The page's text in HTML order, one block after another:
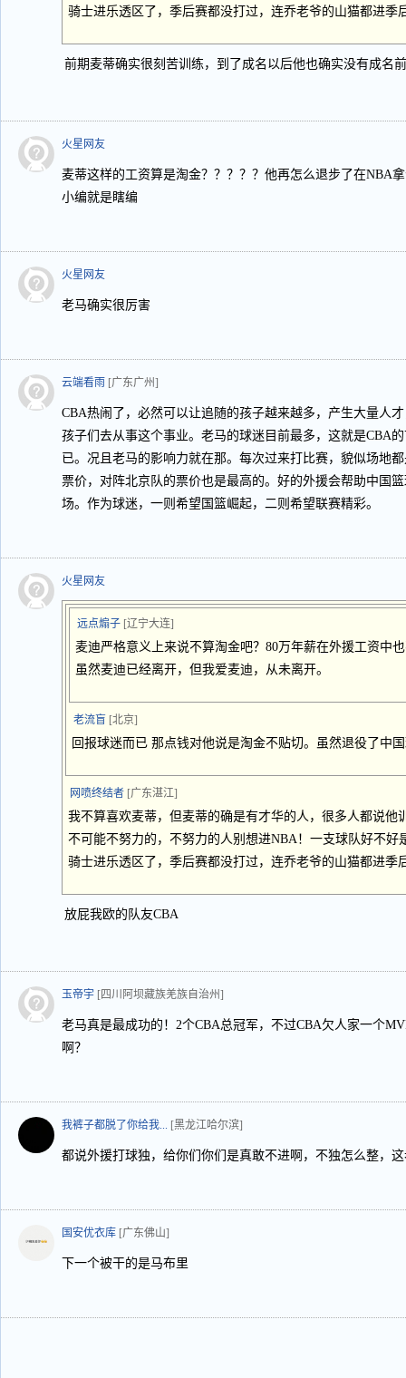
骑士进乐透区了，季后赛都没打过，连乔老爷的山猫都进季
前期麦蒂确实很刻苦训练，到了成名以后他也确实没有成名
火星网友
麦蒂这样的工资算是淘金？？？？？他再怎么退步了在NBA
小编就是瞎编
火星网友
老马确实很厉害
云端看雨 [广东广州]
CBA热闹了，必然可以让追随的孩子越来越多，产生大量人
孩子们去从事这个事业。老马的球迷目前最多，这就是CBA
已。况且老马的影响力就在那。每次过来打比赛，貌似场地
票价，对阵北京队的票价也是最高的。好的外援会帮助中国
场。作为球迷，一则希望国篮崛起，二则希望联赛精彩。
火星网友
远点煽子 [辽宁大连]
麦迪严格意义上来说不算淘金吧？80万年薪在外援工资中
虽然麦迪已经离开，但我爱麦迪，从未离开。
老流盲 [北京]
回报球迷而已 那点钱对他说是淘金不贴切。虽然退役了中
网喷终结者 [广东湛江]
我不算喜欢麦蒂，但麦蒂的确是有才华的人，很多人都说他
不可能不努力的，不努力的人别想进NBA！一支球队好不好
骑士进乐透区了，季后赛都没打过，连乔老爷的山猫都进季
放屁我欧的队友CBA
玉帝宇 [四川阿坝藏族羌族自治州]
老马真是最成功的！2个CBA总冠军，不过CBA欠人家一个
啊？
我裤子都脱了你给我... [黑龙江哈尔滨]
都说外援打球独，给你们你们是真敢不进啊，不独怎么整，
国安优衣库 [广东佛山]
下一个被干的是马布里